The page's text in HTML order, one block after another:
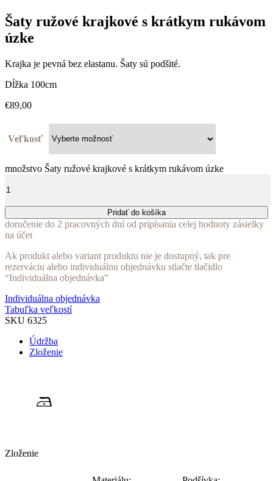
Šaty ružové krajkové s krátkym rukávom
úzke
Krajka je pevná bez elastanu. Šaty sú podšité.
Dĺžka 100cm
€89,00
Veľkosť
množstvo Šaty ružové krajkové s krátkym rukávom úzke
Pridať do košíka
doručenie do 2 pracovných dní od pripísania celej hodnoty zásielky
na účet
Ak produkt alebo variant produktu nie je dostupný, tak pre
rezerváciu alebo individuálnu objednávku stlačte tlačidlo
“Individuálna objednávka”
Individuálna objednávka
Tabuľka veľkostí
SKU 6325
Údržba
Zloženie
Zloženie